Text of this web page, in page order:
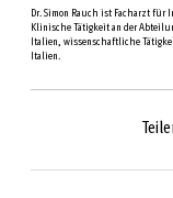
Dr. Simon Rauch ist Facharzt
Klinische Tätigkeit an der
Italien, wissenschaftliche
Italien.